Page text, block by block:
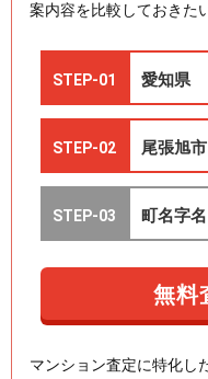
案内容を比較しておきた
マンション査定に特化し